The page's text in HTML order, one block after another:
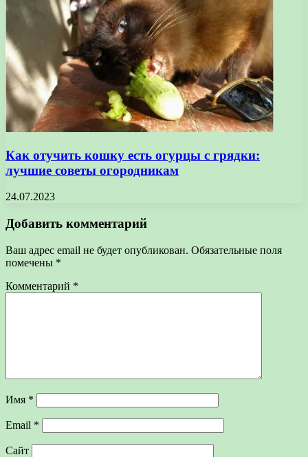
Как отучить кошку есть огурцы с грядки:
лучшие советы огородникам
24.07.2023
Добавить комментарий
Ваш адрес email не будет опубликован. Обязательные поля
помечены *
Комментарий *
Имя *
Email *
Сайт